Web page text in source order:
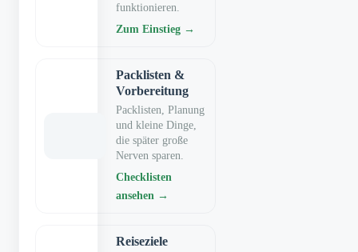
funktionieren.
Zum Einstieg →
Packlisten &
Vorbereitung
Packlisten, Planung
und kleine Dinge,
die später große
Nerven sparen.
Checklisten
ansehen →
Reiseziele